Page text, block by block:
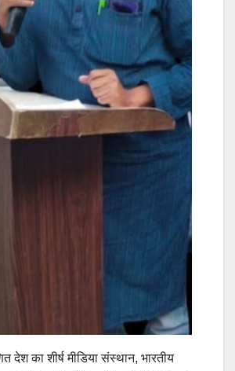
देश का शीर्ष मीडिया संस्थान, भारतीय